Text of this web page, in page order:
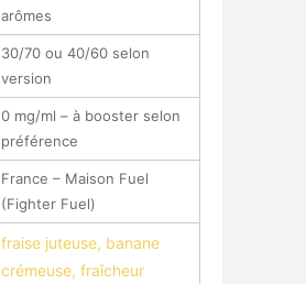
arômes
30/70 ou 40/60 selon
version
0 mg/ml – à booster selon
préférence
France – Maison Fuel
(Fighter Fuel)
fraise juteuse, banane
crémeuse, fraîcheur